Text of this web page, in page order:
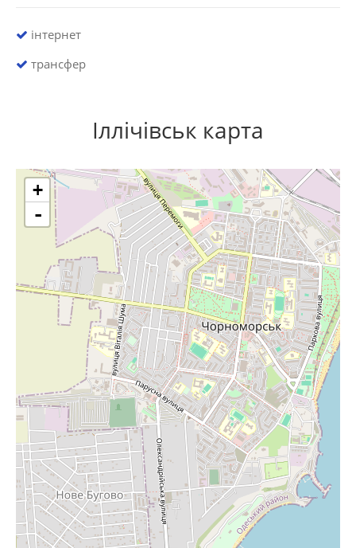
інтернет
трансфер
Іллічівськ карта
+
-